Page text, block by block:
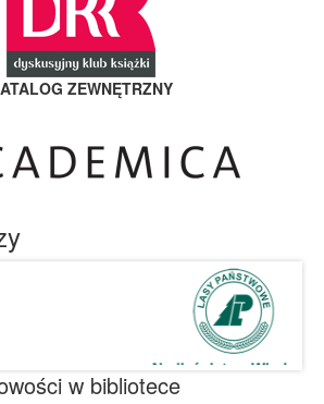
ZEWNĘTRZNY
w bibliotece